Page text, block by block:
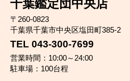
千葉鑑定団中央店
〒260-0823
千葉県千葉市中央区塩田町385-2
TEL 043-300-7699
営業時間：10:00～24:00
駐車場：100台程